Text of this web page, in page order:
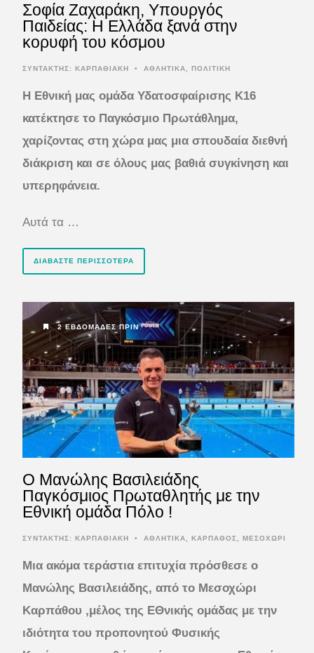
Σοφία Ζαχαράκη, Υπουργός
Παιδείας: Η Ελλάδα ξανά στην
κορυφή του κόσμου
ΣΥΝΤΆΚΤΗΣ: ΚΑΡΠΑΘΙΑΚΗ • ΑΘΛΗΤΙΚΑ ΠΟΛΙΤΙΚΗ
Η Εθνική μας ομάδα Υδατοσφαίρισης Κ16
κατέκτησε το Παγκόσμιο Πρωτάθλημα,
χαρίζοντας στη χώρα μας μια σπουδαία διεθνή
διάκριση και σε όλους μας βαθιά συγκίνηση και
υπερηφάνεια.
Αυτά τα …
ΔΙΑΒΆΣΤΕ ΠΕΡΙΣΣΌΤΕΡΑ
2 ΕΒΔΟΜΆΔΕΣ ΠΡΙΝ
Ο Μανώλης Βασιλειάδης
Παγκόσμιος Πρωταθλητής με την
Εθνική ομάδα Πόλο !
ΣΥΝΤΆΚΤΗΣ: ΚΑΡΠΑΘΙΑΚΗ • ΑΘΛΗΤΙΚΑ ΚΑΡΠΑΘΟΣ ΜΕΣΟΧΩΡΙ
Μια ακόμα τεράστια επιτυχία πρόσθεσε ο
Μανώλης Βασιλειάδης, από το Μεσοχώρι
Καρπάθου ,μέλος της ΕΘνικής ομάδας με την
ιδιότητα του προπονητού Φυσικής